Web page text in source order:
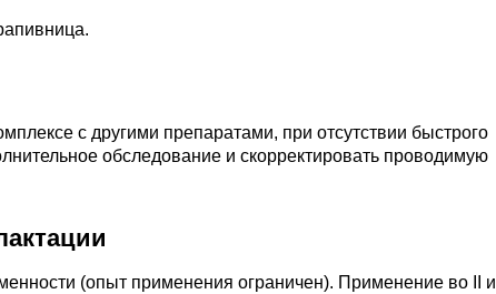
с другими препаратами, при отсутствии быстрого
обследование и скорректировать проводимую
(опыт применения ограничен). Применение во II и